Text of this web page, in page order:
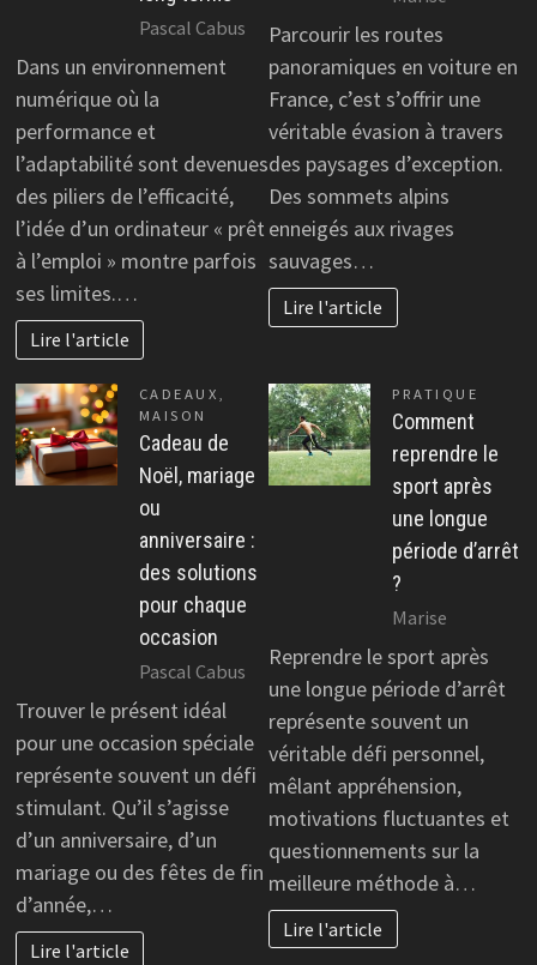
Pascal Cabus
Dans un environnement
numérique où la
performance et
l’adaptabilité sont devenues
des piliers de l’efficacité,
l’idée d’un ordinateur « prêt
à l’emploi » montre parfois
ses limites.…
Lire l'article
Parcourir les routes
panoramiques en voiture en
France, c’est s’offrir une
véritable évasion à travers
des paysages d’exception.
Des sommets alpins
enneigés aux rivages
sauvages…
Lire l'article
CADEAUX
MAISON
Cadeau de
Noël, mariage
ou
anniversaire :
des solutions
pour chaque
occasion
Pascal Cabus
Trouver le présent idéal
pour une occasion spéciale
représente souvent un défi
stimulant. Qu’il s’agisse
d’un anniversaire, d’un
mariage ou des fêtes de fin
d’année,…
Lire l'article
PRATIQUE
Comment
reprendre le
sport après
une longue
période d’arrêt
?
Marise
Reprendre le sport après
une longue période d’arrêt
représente souvent un
véritable défi personnel,
mêlant appréhension,
motivations fluctuantes et
questionnements sur la
meilleure méthode à…
Lire l'article